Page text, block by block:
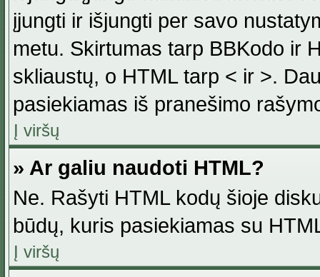
įjungti ir išjungti per savo
metu. Skirtumas tarp BBKodo ir
skliaustų, o HTML tarp < ir >.
pasiekiamas iš pranešimo
Į viršų
» Ar galiu naudoti HTML?
Ne. Rašyti HTML kodų šioje
būdų, kuris pasiekiamas su
Į viršų